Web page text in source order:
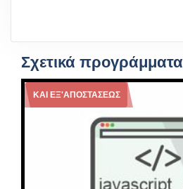
Σχετικά προγράμματα
ΚΑΙ ΕΞ'ΑΠΟΣΤΆΣΕΩΣ